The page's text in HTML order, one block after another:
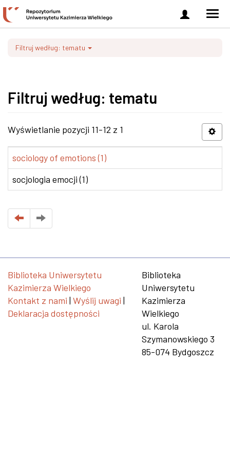
Zaloguj
się
Filtruj według: tematu
Filtruj według: tematu
Wyświetlanie pozycji 11-12 z 1
sociology of emotions (1)
socjologia emocji (1)
Biblioteka Uniwersytetu
Kazimierza Wielkiego
Kontakt z nami | Wyślij uwagi |
Deklaracja dostępności
Biblioteka
Uniwersytetu
Kazimierza
Wielkiego
ul. Karola
Szymanowskiego 3
85-074 Bydgoszcz